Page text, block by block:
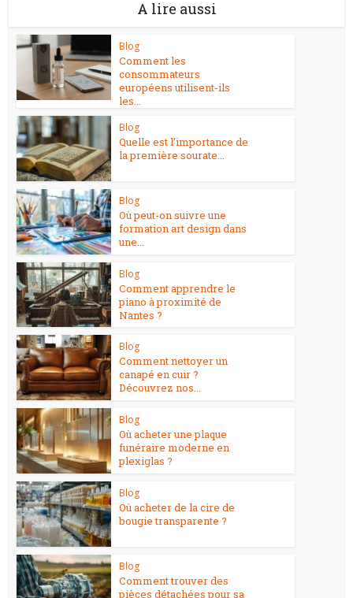
A lire aussi
Blog
Comment les
consommateurs
européens utilisent-ils
les...
Blog
Quelle est l’importance de
la première sourate...
Blog
Où peut-on suivre une
formation art design dans
une...
Blog
Comment apprendre le
piano à proximité de
Nantes ?
Blog
Comment nettoyer un
canapé en cuir ?
Découvrez nos...
Blog
Où acheter une plaque
funéraire moderne en
plexiglas ?
Blog
Où acheter de la cire de
bougie transparente ?
Blog
Comment trouver des
pièces détachées pour sa